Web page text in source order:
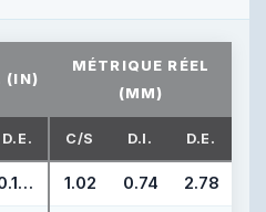
(IN)
MÉTRIQUE RÉEL
(MM)
D.E. C/S D.I. D.E.
0.109 1.02 0.74 2.78